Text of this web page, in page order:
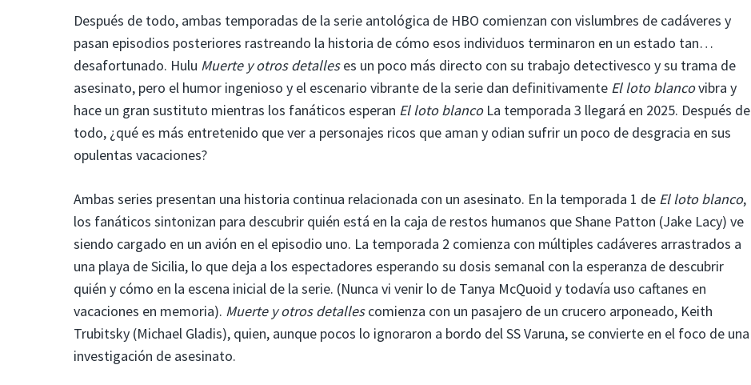
Después de todo, ambas temporadas de la serie antológica de HBO comienzan con vislumbres de cadáveres y
pasan episodios posteriores rastreando la historia de cómo esos individuos terminaron en un estado tan…
desafortunado. Hulu Muerte y otros detalleses un poco más directo con su trabajo detectivesco y su trama de
asesinato, pero el humor ingenioso y el escenario vibrante de la serie dan definitivamente El loto blancovibra y
hace un gran sustituto mientras los fanáticos esperan El loto blanco La temporada 3 llegará en 2025. Después de
todo, ¿qué es más entretenido que ver a personajes ricos que aman y odian sufrir un poco de desgracia en sus
opulentas vacaciones?
Ambas series presentan una historia continua relacionada con un asesinato. En la temporada 1 de El loto blanco,
los fanáticos sintonizan para descubrir quién está en la caja de restos humanos que Shane Patton (Jake Lacy) ve
siendo cargado en un avión en el episodio uno. La temporada 2 comienza con múltiples cadáveres arrastrados a
una playa de Sicilia, lo que deja a los espectadores esperando su dosis semanal con la esperanza de descubrir
quién y cómo en la escena inicial de la serie. (Nunca vi venir lo de Tanya McQuoid y todavía uso caftanes en
vacaciones en memoria). Muerte y otros detallescomienza con un pasajero de un crucero arponeado, Keith
Trubitsky (Michael Gladis), quien, aunque pocos lo ignoraron a bordo del SS Varuna, se convierte en el foco de una
investigación de asesinato.